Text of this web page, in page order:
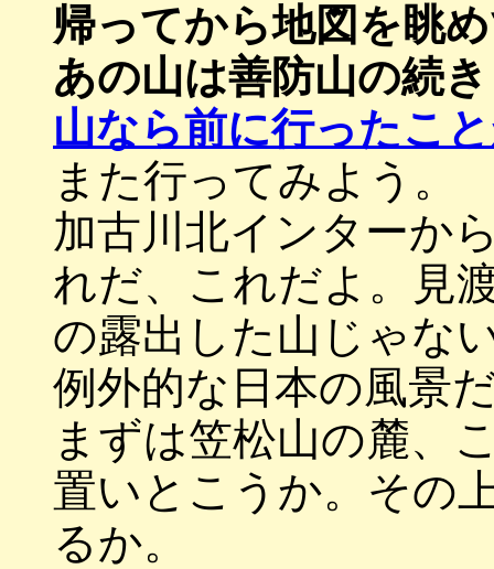
帰ってから地図を眺
あの山は善防山の続
山なら前に行ったこ
また行ってみよう。
加古川北インターか
れだ、これだよ。見
の露出した山じゃな
例外的な日本の風景
まずは笠松山の麓、
置いとこうか。その
るか。